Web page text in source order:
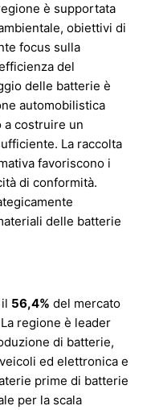
è supportata
obiettivi di
focus sulla
del
delle batterie è
automobilistica
a costruire un
La raccolta
favoriscono i
di conformità.
delle batterie
56,4% del mercato
regione è leader
di batterie,
ed elettronica e
prime di batterie
per la scala